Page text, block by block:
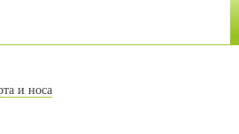
и носа